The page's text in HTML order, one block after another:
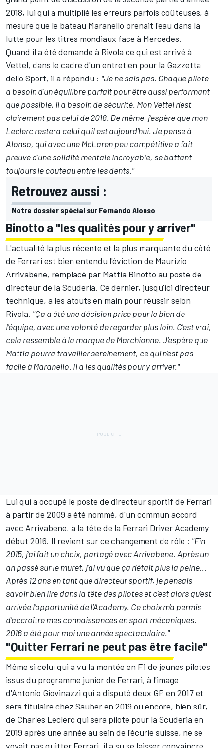
2018, lui qui a multiplié les erreurs parfois coûteuses, à
mesure que le bateau Maranello prenait l'eau dans la
lutte pour les titres mondiaux face à Mercedes.
Quand il a été demandé à Rivola ce qui est arrivé à
Vettel, dans le cadre d'un entretien pour la Gazzetta
dello Sport, il a répondu : "Je ne sais pas. Chaque pilote
a besoin d'un équilibre parfait pour être aussi performant
que possible, il a besoin de sécurité. Mon Vettel n'est
clairement pas celui de 2018. De même, j'espère que mon
Leclerc restera celui qu'il est aujourd'hui. Je pense à
Alonso, qui avec une McLaren peu compétitive a fait
preuve d'une solidité mentale incroyable, se battant
toujours le couteau entre les dents."
Retrouvez aussi :
Notre dossier spécial sur Fernando Alonso
Binotto a "les qualités pour y arriver"
L'actualité la plus récente et la plus marquante du côté
de Ferrari est bien entendu l'éviction de Maurizio
Arrivabene, remplacé par Mattia Binotto au poste de
directeur de la Scuderia. Ce dernier, jusqu'ici directeur
technique, a les atouts en main pour réussir selon
Rivola. "Ça a été une décision prise pour le bien de
l'équipe, avec une volonté de regarder plus loin. C'est vrai,
cela ressemble à la marque de Marchionne. J'espère que
Mattia pourra travailler sereinement, ce qui n'est pas
facile à Maranello. Il a les qualités pour y arriver."
Lui qui a occupé le poste de directeur sportif de Ferrari
à partir de 2009 a été nommé, d'un commun accord
avec Arrivabene, à la tête de la Ferrari Driver Academy
début 2016. Il revient sur ce changement de rôle : "Fin
2015, j'ai fait un choix, partagé avec Arrivabene. Après un
an passé sur le muret, j'ai vu que ça n'était plus la peine...
Après 12 ans en tant que directeur sportif, je pensais
savoir bien lire dans la tête des pilotes et c'est alors qu'est
arrivée l'opportunité de l'Academy. Ce choix m'a permis
d'accroître mes connaissances en sport mécaniques.
2016 a été pour moi une année spectaculaire."
"Quitter Ferrari ne peut pas être facile"
Même si celui qui a vu la montée en F1 de jeunes pilotes
issus du programme junior de Ferrari, à l'image
d'Antonio Giovinazzi qui a disputé deux GP en 2017 et
sera titulaire chez Sauber en 2019 ou encore, bien sûr,
de Charles Leclerc qui sera pilote pour la Scuderia en
2019 après une année au sein de l'écurie suisse, ne se
voyait pas quitter Ferrari, il a su se laisser convaincre